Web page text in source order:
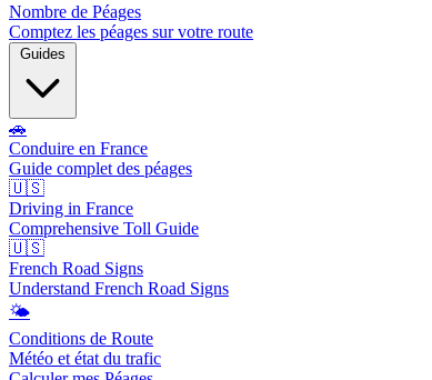
Nombre de Péages
Comptez les péages sur votre route
Guides
🚗
Conduire en France
Guide complet des péages
🇺🇸
Driving in France
Comprehensive Toll Guide
🇺🇸
French Road Signs
Understand French Road Signs
🌤️
Conditions de Route
Météo et état du trafic